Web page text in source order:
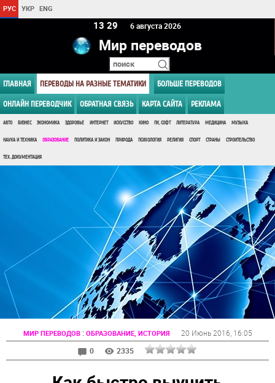
РУС УКР ENG
13 29 6 августа 2026
Мир переводов
ГЛАВНАЯ ПЕРЕВОДЫ НА РАЗНЫЕ ТЕМАТИКИ БОЛЬШЕ ПЕРЕВОДОВ
ОНЛАЙН ПЕРЕВОДЧИК ОБРАТНАЯ СВЯЗЬ КАРТА САЙТА РЕКЛАМА
АВТО БИЗНЕС ЭКОНОМИКА ЗДОРОВЬЕ ИНТЕРНЕТ ИСКУССТВО КИНО ПК, СОФТ ЛИТЕРАТУРА МЕДИЦИНА МУЗЫКА
НАУКА И ТЕХНИКА ОБРАЗОВАНИЕ ПОЛИТИКА И ЗАКОН ПРИРОДА ПСИХОЛОГИЯ РЕЛИГИЯ СПОРТ СТРАНЫ СТРОИТЕЛЬСТВО
ТЕХ. ДОКУМЕНТАЦИЯ
МИР ПЕРЕВОДОВ: ОБРАЗОВАНИЕ, ИСТОРИЯ 20 Июнь 2016 , 16:05
0
2335